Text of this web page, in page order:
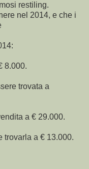
restiling.
nel 2014, e che i
8.000.
trovata a
a € 29.000.
trovarla a € 13.000.